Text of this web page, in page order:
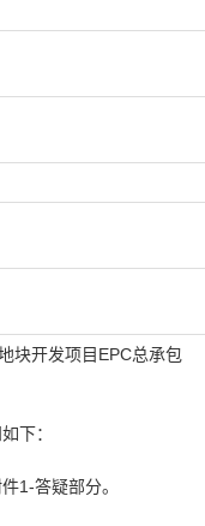
块开发项目 EPC总承包
下：
1-答疑部分。